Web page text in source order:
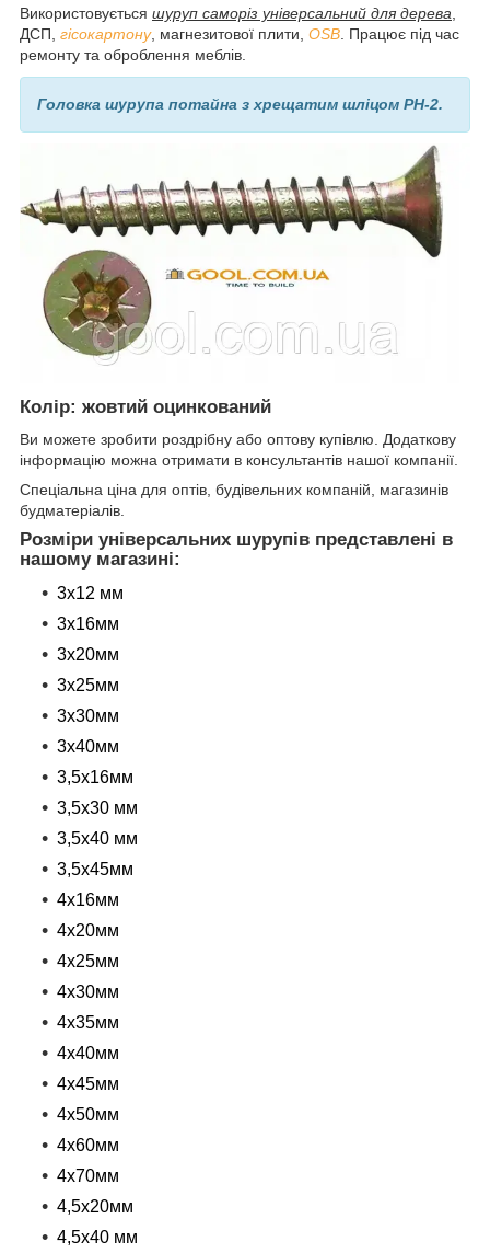
Використовується шуруп саморіз універсальний для дерева,
ДСП, гісокартону, магнезитової плити, OSB. Працює під час
ремонту та оброблення меблів.
Головка шурупа потайна з хрещатим шліцом РН-2.
Колір: жовтий оцинкований
Ви можете зробити роздрібну або оптову купівлю. Додаткову
інформацію можна отримати в консультантів нашої компанії.
Спеціальна ціна для оптів, будівельних компаній, магазинів
будматеріалів.
Розміри універсальних шурупів представлені в
нашому магазині:
3x12 мм
3x16мм
3x20мм
3x25мм
3x30мм
3x40мм
3,5x16мм
3,5x30 мм
3,5x40 мм
3,5x45мм
4x16мм
4x20мм
4x25мм
4x30мм
4x35мм
4x40мм
4x45мм
4x50мм
4x60мм
4x70мм
4,5x20мм
4,5x40 мм